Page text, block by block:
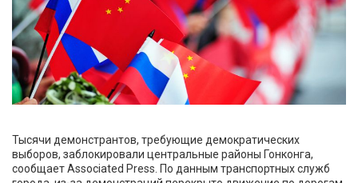
Тысячи демонстрантов, требующие демократических
выборов, заблокировали центральные районы Гонконга,
сообщает Associated Press. По данным транспортных служб